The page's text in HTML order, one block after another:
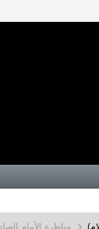
مناظرة الأمام